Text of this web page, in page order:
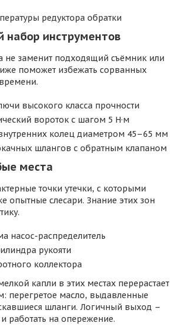
редуктора обратки
набор инструментов
не заменит подходящий съёмник или
поможет избежать сорванных
высокого класса прочности
вороток с шагом 5 Н·м
колец диаметром 45–65 мм
шлангов с обратным клапаном
места
точки утечки, с которыми
опытные слесари. Знание этих зон
насос-распределитель
рукояти
коллектора
капли в этих местах перерастает
перегретое масло, выдавленные
шланги. Логичный выход –
работать на опережение.